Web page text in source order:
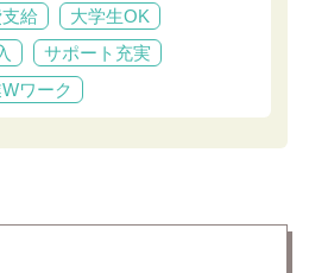
給
大学生OK
サポート充実
ワーク